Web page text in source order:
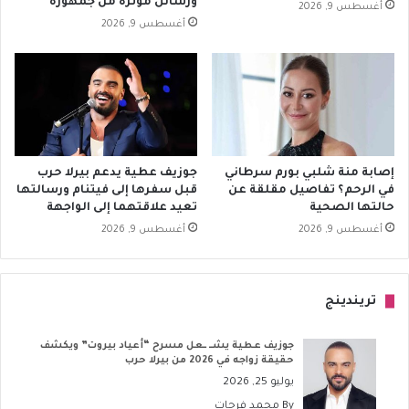
أغسطس 9, 2026
ورسائل مؤثرة من جمهوره
أغسطس 9, 2026
إصابة منة شلبي بورم سرطاني
في الرحم؟ تفاصيل مقلقة عن
حالتها الصحية
أغسطس 9, 2026
جوزيف عطية يدعم بيرلا حرب
قبل سفرها إلى فيتنام ورسالتها
تعيد علاقتهما إلى الواجهة
أغسطس 9, 2026
تريندينج
جوزيف عطية يشــ ــعل مسرح “أعياد بيروت” ويكشف
حقيقة زواجه في 2026 من بيرلا حرب
يوليو 25, 2026
By محمد فرحات